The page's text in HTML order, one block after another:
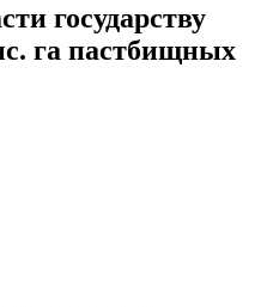
государству
га пастбищных